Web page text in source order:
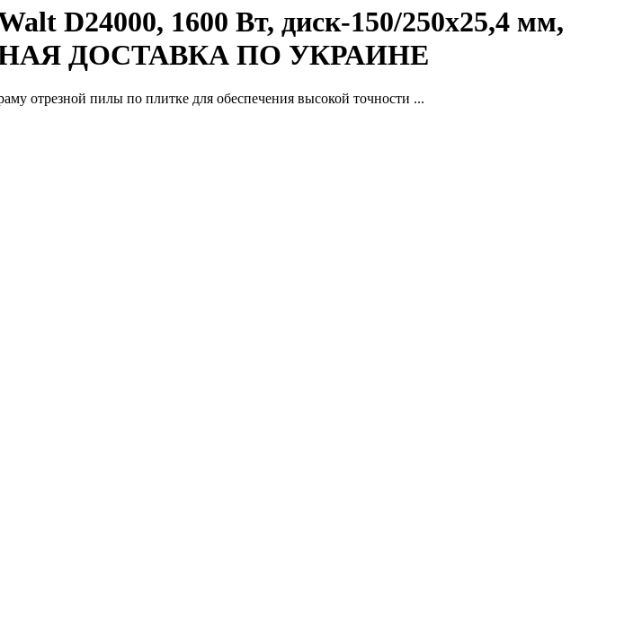
D24000, 1600 Вт, диск-150/250x25,4 мм,
ДОСТАВКА ПО УКРАИНЕ
отрезной пилы по плитке для обеспечения высокой точности ...